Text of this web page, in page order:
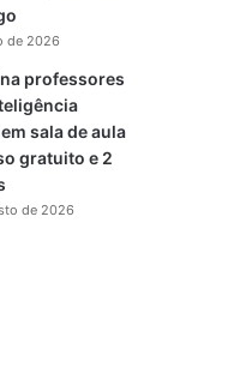
de 2026
professores
sala de aula
gratuito e 2
de 2026